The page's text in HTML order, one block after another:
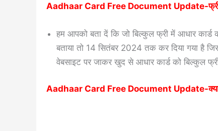
Aadhaar Card Free Document Update-फ्री
हम आपको बता दें कि जो बिल्कुल फ्री में आधार
बताया तो 14 सितंबर 2024 तक कर दिया गया है
वेबसाइट पर जाकर खुद से आधार कार्ड को बिल्कुल
Aadhaar Card Free Document Update-क्या